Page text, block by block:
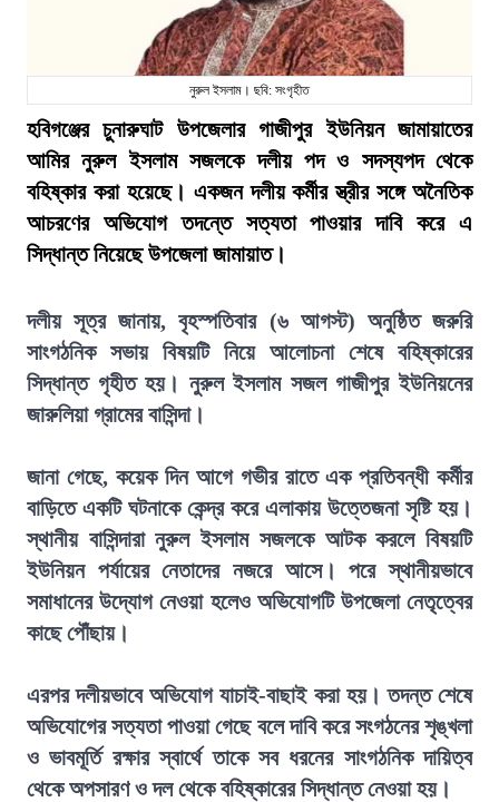
নুরুল ইসলাম। ছবি: সংগৃহীত
হবিগঞ্জের চুনারুঘাট উপজেলার গাজীপুর ইউনিয়ন জামায়াতের
আমির নুরুল ইসলাম সজলকে দলীয় পদ ও সদস্যপদ থেকে
বহিষ্কার করা হয়েছে। একজন দলীয় কর্মীর স্ত্রীর সঙ্গে অনৈতিক
আচরণের অভিযোগ তদন্তে সত্যতা পাওয়ার দাবি করে এ
সিদ্ধান্ত নিয়েছে উপজেলা জামায়াত।
দলীয় সূত্র জানায়, বৃহস্পতিবার (৬ আগস্ট) অনুষ্ঠিত জরুরি
সাংগঠনিক সভায় বিষয়টি নিয়ে আলোচনা শেষে বহিষ্কারের
সিদ্ধান্ত গৃহীত হয়। নুরুল ইসলাম সজল গাজীপুর ইউনিয়নের
জারুলিয়া গ্রামের বাসিন্দা।
জানা গেছে, কয়েক দিন আগে গভীর রাতে এক প্রতিবন্ধী কর্মীর
বাড়িতে একটি ঘটনাকে কেন্দ্র করে এলাকায় উত্তেজনা সৃষ্টি হয়।
স্থানীয় বাসিন্দারা নুরুল ইসলাম সজলকে আটক করলে বিষয়টি
ইউনিয়ন পর্যায়ের নেতাদের নজরে আসে। পরে স্থানীয়ভাবে
সমাধানের উদ্যোগ নেওয়া হলেও অভিযোগটি উপজেলা নেতৃত্বের
কাছে পৌঁছায়।
এরপর দলীয়ভাবে অভিযোগ যাচাই-বাছাই করা হয়। তদন্ত শেষে
অভিযোগের সত্যতা পাওয়া গেছে বলে দাবি করে সংগঠনের শৃঙ্খলা
ও ভাবমূর্তি রক্ষার স্বার্থে তাকে সব ধরনের সাংগঠনিক দায়িত্ব
থেকে অপসারণ ও দল থেকে বহিষ্কারের সিদ্ধান্ত নেওয়া হয়।